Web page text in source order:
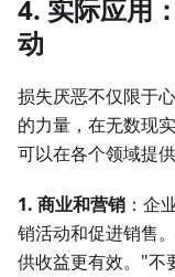
4. 实际应用
动
损失厌恶不仅限于
的力量，在无数现
可以在各个领域提
1. 商业和营销 ：企
销活动和促进销售。
供收益更有效。"不